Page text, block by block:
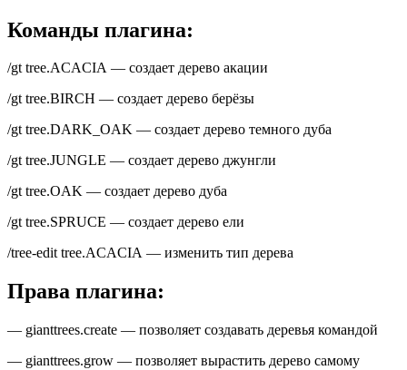
Команды плагина:
/gt tree.ACACIA — создает дерево акации
/gt tree.BIRCH — создает дерево берёзы
/gt tree.DARK_OAK — создает дерево темного дуба
/gt tree.JUNGLE — создает дерево джунгли
/gt tree.OAK — создает дерево дуба
/gt tree.SPRUCE — создает дерево ели
/tree-edit tree.ACACIA — изменить тип дерева
Права плагина:
— gianttrees.create — позволяет создавать деревья командой
— gianttrees.grow — позволяет вырастить дерево самому